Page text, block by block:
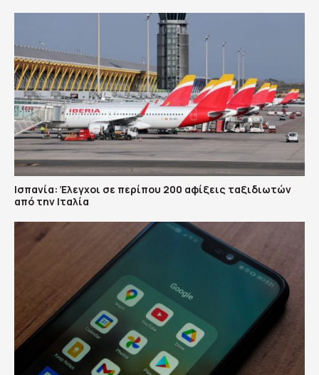
Ισπανία: Έλεγχοι σε περίπου 200 αφίξεις ταξιδιωτών
από την Ιταλία